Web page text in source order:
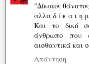
"Δίκαιος
αλλα δ ί κ α ι η
Και το δικό
άνθρωπο που
αισθαντικά και
Απάντηση